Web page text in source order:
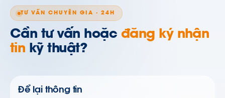
TƯ VẤN CHUYÊN GIA · 24H
Cần tư vấn hoặc đăng ký nhận
tin kỹ thuật?
Để lại thông tin